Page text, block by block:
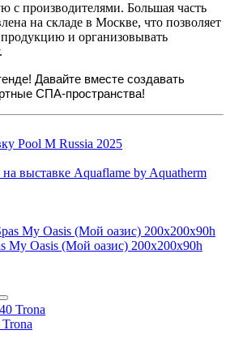
с производителями. Большая часть
на складе в Москве, что позволяет
и организовывать
Давайте вместе создавать
СПА-пространства!
Pool M Russia 2025
выставке Aquaflame by Aquatherm
My Oasis (Мой оазис) 200x200x90h